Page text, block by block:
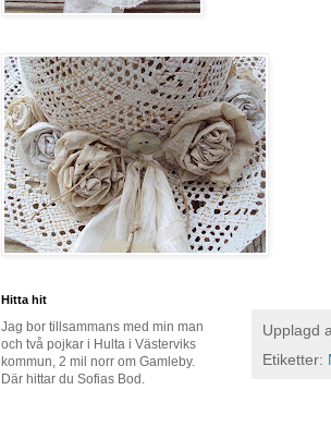
Upplagd
Etiketter:
Hitta hit
Jag bor tillsammans med min man
och två pojkar i Hulta i Västerviks
kommun, 2 mil norr om Gamleby.
Där hittar du Sofias Bod.